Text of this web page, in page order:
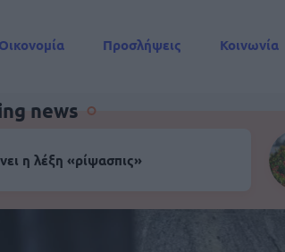
Οικονομία Προσλήψεις Κοινωνία
news
η λέξη «ρίψασπις»